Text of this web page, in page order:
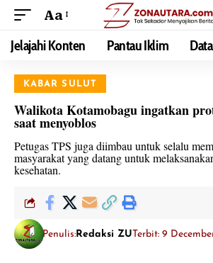
Aa
Jelajahi Konten Pantau Iklim
KABAR SULUT
Walikota Kotamobagu ingatkan
saat menyoblos
Petugas TPS juga diimbau untuk selalu
masyarakat yang datang untuk
kesehatan.
Penulis: Redaksi ZUTerbit: 9